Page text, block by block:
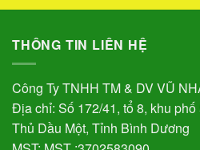
THÔNG TIN LIÊN HỆ
Công Ty TNHH TM & DV VŨ
Địa chỉ: Số 172/41, tổ 8, khu
Thủ Dầu Một, Tỉnh Bình Dương